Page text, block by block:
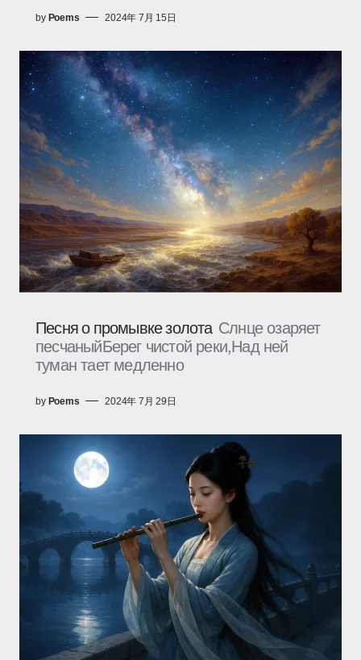
by Poems 2024年 7月 15日
Песня о промывке золота Слнце озаряет
песчаныйБерег чистой реки,Над ней
туман тает медленно
by Poems 2024年 7月 29日